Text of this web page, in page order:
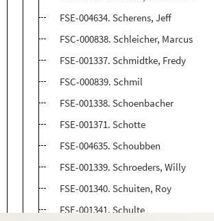
FSE-004634. Scherens, Jeff
FSC-000838. Schleicher, Marcus
FSE-001337. Schmidtke, Fredy
FSC-000839. Schmil
FSE-001338. Schoenbacher
FSE-001371. Schotte
FSE-004635. Schoubben
FSE-001339. Schroeders, Willy
FSE-001340. Schuiten, Roy
FSE-001341. Schulte